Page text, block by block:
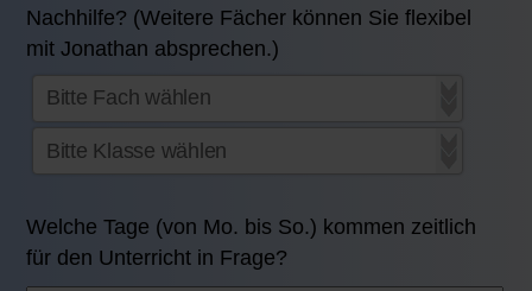
Nachhilfe? (Weitere Fächer können Sie flexibel
mit Jonathan absprechen.)
Welche Tage (von Mo. bis So.) kommen zeitlich
für den Unterricht in Frage?